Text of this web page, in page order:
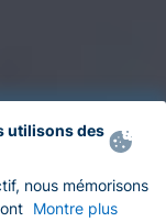
utilisons des
nous mémorisons
Montre plus